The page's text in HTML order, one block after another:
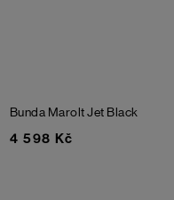
Bunda MaroltJet Black
4 598 Kč